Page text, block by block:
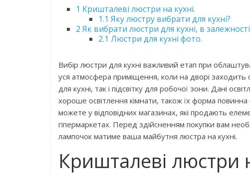
1 Кришталеві люстри на кухні.
1.1 Яку люстру вибрати для кухні?
2 Як вибрати люстри для кухні, в
2.1 Люстри для кухні фото.
Вибір люстри для кухні важливий етап при
уся атмосфера приміщення, коли на дворі
для кухні, так і підсвітку для робочої зони. Дані
хороше освітлення кімнати, також їх форма
можете у відповідних магазинах, які продають
гіпермаркетах. Перед здійсненням покупки вам
лампочок матиме ваша майбутня люстра на кухні.
Кришталеві люстри